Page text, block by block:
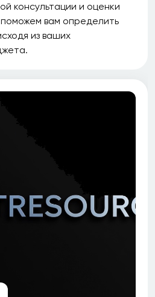
консультации и оценки
вам определить
из ваших